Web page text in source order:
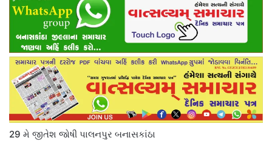
29 મે જીતેશ જોષી પાલનપુર બનાસકાંઠા